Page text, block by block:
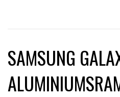
SAMSUNG